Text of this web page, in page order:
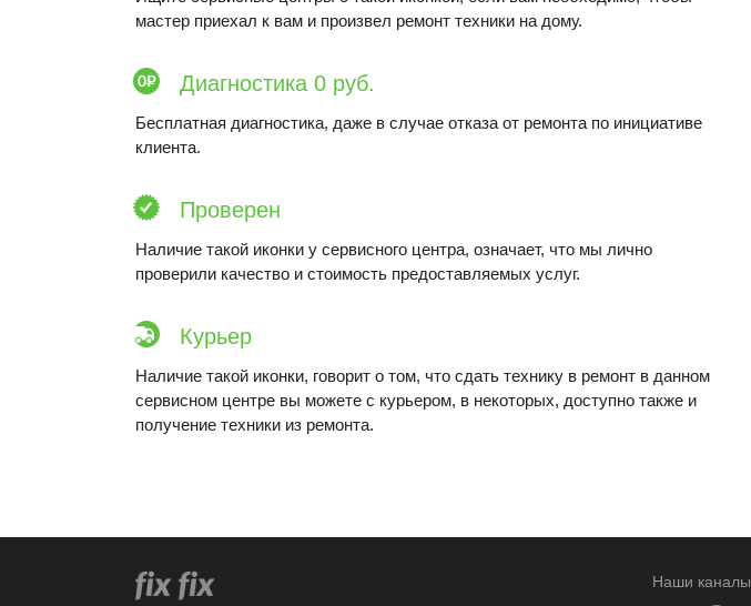
мастер приехал к вам и произвел ремонт техники на дому.
Диагностика 0 руб.
Бесплатная диагностика, даже в случае отказа от ремонта по инициативе
клиента.
Проверен
Наличие такой иконки у сервисного центра, означает, что мы лично
проверили качество и стоимость предоставляемых услуг.
Курьер
Наличие такой иконки, говорит о том, что сдать технику в ремонт в данном
сервисном центре вы можете с курьером, в некоторых, доступно также и
получение техники из ремонта.
Наши каналы